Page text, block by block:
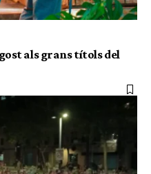
als grans títols del